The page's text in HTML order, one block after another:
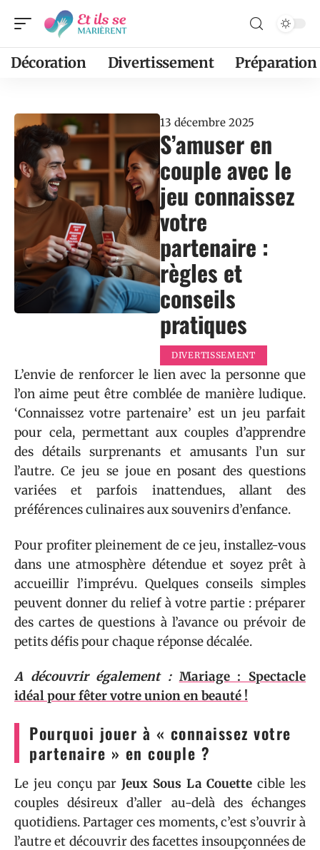
Décoration Divertissement Préparation
13 décembre 2025
S’amuser en
couple avec le
jeu connaissez
votre
partenaire :
règles et
conseils
pratiques
DIVERTISSEMENT
L’envie de renforcer le lien avec la personne que
l’on aime peut être comblée de manière ludique.
‘Connaissez votre partenaire’ est un jeu parfait
pour cela, permettant aux couples d’apprendre
des détails surprenants et amusants l’un sur
l’autre. Ce jeu se joue en posant des questions
variées et parfois inattendues, allant des
préférences culinaires aux souvenirs d’enfance.
Pour profiter pleinement de ce jeu, installez-vous
dans une atmosphère détendue et soyez prêt à
accueillir l’imprévu. Quelques conseils simples
peuvent donner du relief à votre partie : préparer
des cartes de questions à l’avance ou prévoir de
petits défis pour chaque réponse décalée.
A découvrir également : Mariage : Spectacle
idéal pour fêter votre union en beauté !
Pourquoi jouer à « connaissez votre
partenaire » en couple ?
Le jeu conçu parJeux Sous La Couette cible les
couples désireux d’aller au-delà des échanges
quotidiens. Partager ces moments, c’est s’ouvrir à
l’autre et découvrir des facettes insoupçonnées de